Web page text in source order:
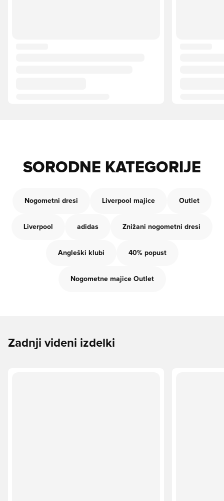
SORODNE KATEGORIJE
Nogometni dresi Liverpool majice Outlet
Liverpool adidas Znižani nogometni dresi
Angleški klubi 40% popust
Nogometne majice Outlet
Zadnji videni izdelki